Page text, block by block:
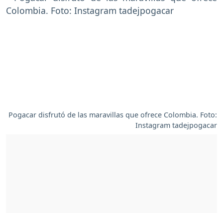
Pogacar disfrutó de las maravillas que ofrece Colombia. Foto:
Instagram tadejpogacar